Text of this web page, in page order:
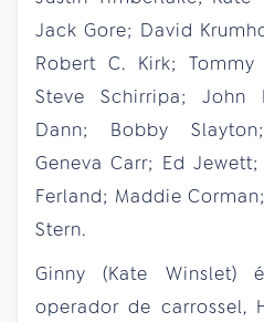
Jack Gore; David
Robert C. Kirk;
Steve Schirripa; John
Dann; Bobby
Geneva Carr; Ed
Ferland; Maddie
Stern.
Ginny (Kate
operador de carrossel,